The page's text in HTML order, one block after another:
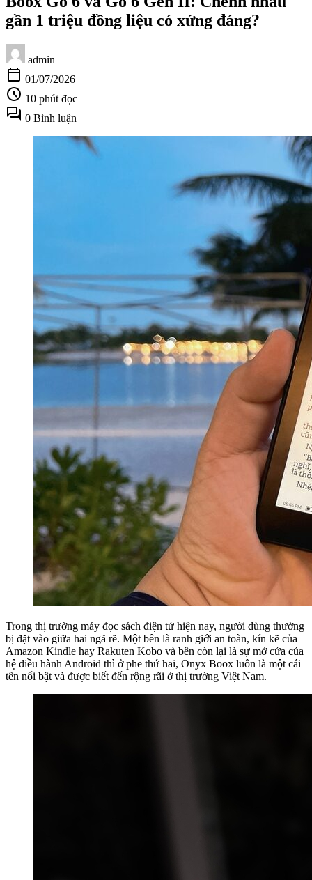
gần 1 triệu đồng liệu có xứng đáng?
admin
calendar_today 01/07/2026
schedule 10 phút đọc
forum 0 Bình luận
Trong thị trường máy đọc sách điện tử hiện nay, người dùng thường
bị đặt vào giữa hai ngã rẽ. Một bên là ranh giới an toàn, kín kẽ của
Amazon Kindle hay Rakuten Kobo và bên còn lại là sự mở cửa của
hệ điều hành Android thì ở phe thứ hai, Onyx Boox luôn là một cái
tên nổi bật và được biết đến rộng rãi ở thị trường Việt Nam.